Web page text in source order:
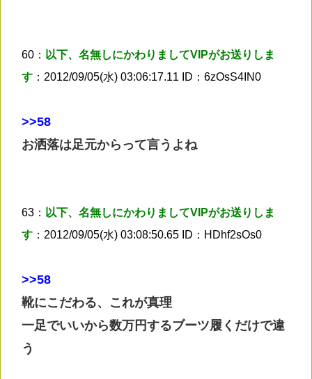
60： 以下、名無しにかわりましてVIPがお送りしま
す ：2012/09/05(水) 03:06:17.11 ID：6zOsS4IN0
>>58
お洒落は足元からって言うよね
63： 以下、名無しにかわりましてVIPがお送りしま
す ：2012/09/05(水) 03:08:50.65 ID：HDhf2sOs0
>>58
靴にこだわる、これが真理
一足でいいから数万円するブーツ履くだけで違
う